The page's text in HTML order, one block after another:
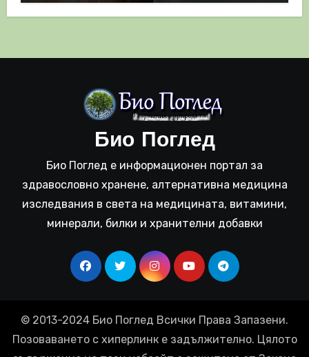
Био Поглед
Био Поглед е информационен портал за
здравословно хранене, алтернативна медицина
изследвания в света на медицината, витамини,
минерали, билки и хранителни добавки
© 2013-2024 Био Поглед Всички Права Запазени.
Позоваването с хиперлинк е задължително. Цялото